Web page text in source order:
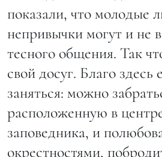
показали, что молодые
непривычки могут и не
тесного общения. Так
свой досуг. Благо здесь
заняться: можно
расположенную в
заповедника, и
окрестностями,